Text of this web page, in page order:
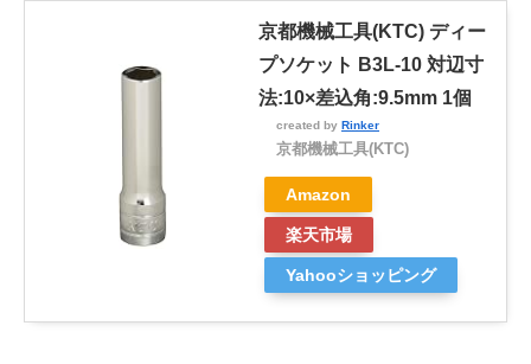
京都機械工具(KTC) ディー
プソケット B3L-10 対辺寸
法:10×差込角:9.5mm 1個
created by Rinker
京都機械工具(KTC)
Amazon
楽天市場
Yahooショッピング